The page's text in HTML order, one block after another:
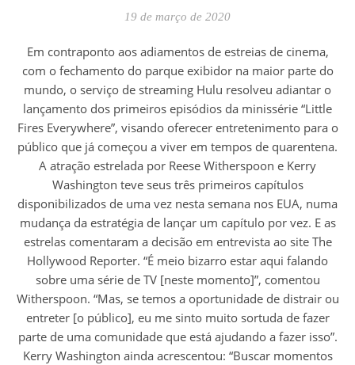
19 de março de 2020
Em contraponto aos adiamentos de estreias de cinema,
com o fechamento do parque exibidor na maior parte do
mundo, o serviço de streaming Hulu resolveu adiantar o
lançamento dos primeiros episódios da minissérie “Little
Fires Everywhere”, visando oferecer entretenimento para o
público que já começou a viver em tempos de quarentena.
A atração estrelada por Reese Witherspoon e Kerry
Washington teve seus três primeiros capítulos
disponibilizados de uma vez nesta semana nos EUA, numa
mudança da estratégia de lançar um capítulo por vez. E as
estrelas comentaram a decisão em entrevista ao site The
Hollywood Reporter. “É meio bizarro estar aqui falando
sobre uma série de TV [neste momento]”, comentou
Witherspoon. “Mas, se temos a oportunidade de distrair ou
entreter [o público], eu me sinto muito sortuda de fazer
parte de uma comunidade que está ajudando a fazer isso”.
Kerry Washington ainda acrescentou: “Buscar momentos